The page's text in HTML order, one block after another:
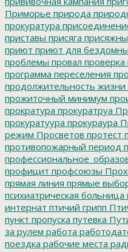
Приморье природа
прокуратура
приставы присяга
приют приют для
проблемы провал проверка
программа переселения
продолжительность жизни
прожиточный минимум
прократура прокуратруа
прокуратуура прокураура
режим Просветов протест
противопожарный период
профицит профсоюзы
прямая линия прямые
психиатрическая больница
интернат птичий грипп
пункт пропуска путевка
за рулем работа
поездка рабочие места